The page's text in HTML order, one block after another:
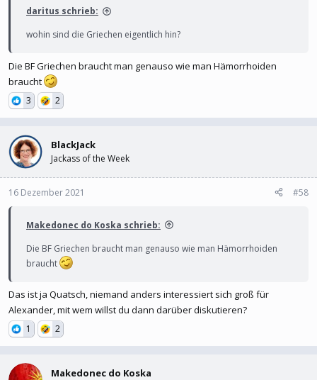
daritus schrieb:
wohin sind die Griechen eigentlich hin?
Die BF Griechen braucht man genauso wie man Hämorrhoiden
braucht
3 2
BlackJack
Jackass of the Week
16 Dezember 2021 #58
Makedonec do Koska schrieb:
Die BF Griechen braucht man genauso wie man Hämorrhoiden
braucht
Das ist ja Quatsch, niemand anders interessiert sich groß für
Alexander, mit wem willst du dann darüber diskutieren?
1 2
Makedonec do Koska